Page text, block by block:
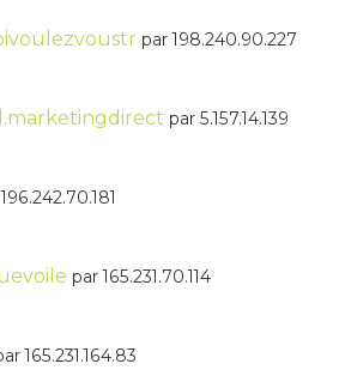
par 198.240.90.227
par 5.157.14.139
par 165.231.70.114
165.231.164.83